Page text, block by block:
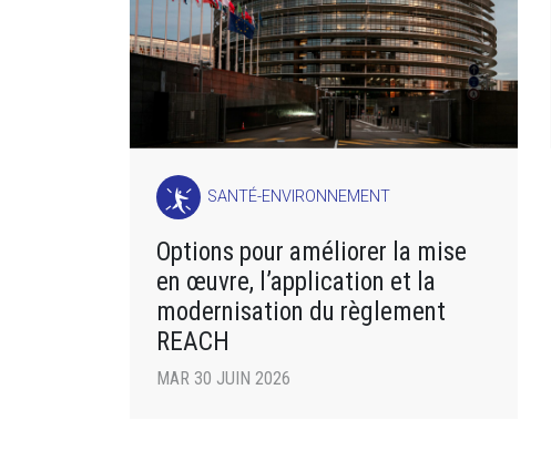
SANTÉ-ENVIRONNEMENT
Options pour améliorer la mise
en œuvre, l’application et la
modernisation du règlement
REACH
MAR 30 JUIN 2026